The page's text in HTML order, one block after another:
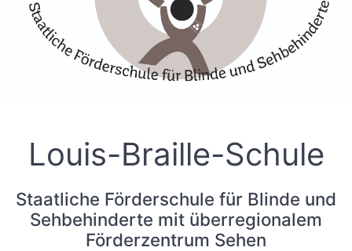
Louis-Braille-Schule
Staatliche Förderschule für Blinde und
Sehbehinderte mit überregionalem
Förderzentrum Sehen